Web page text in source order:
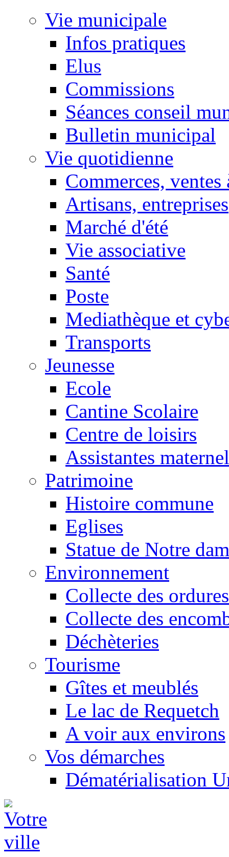
Vie municipale
Infos pratiques
Elus
Commissions
Séances conseil
Bulletin municipal
Vie quotidienne
Commerces, ventes
Artisans, entreprises
Marché d'été
Vie associative
Santé
Poste
Mediathèque et
Transports
Jeunesse
Ecole
Cantine Scolaire
Centre de loisirs
Assistantes
Patrimoine
Histoire commune
Eglises
Statue de Notre
Environnement
Collecte des ordures
Collecte des
Déchèteries
Tourisme
Gîtes et meublés
Le lac de Requetch
A voir aux environs
Vos démarches
Dématérialisation